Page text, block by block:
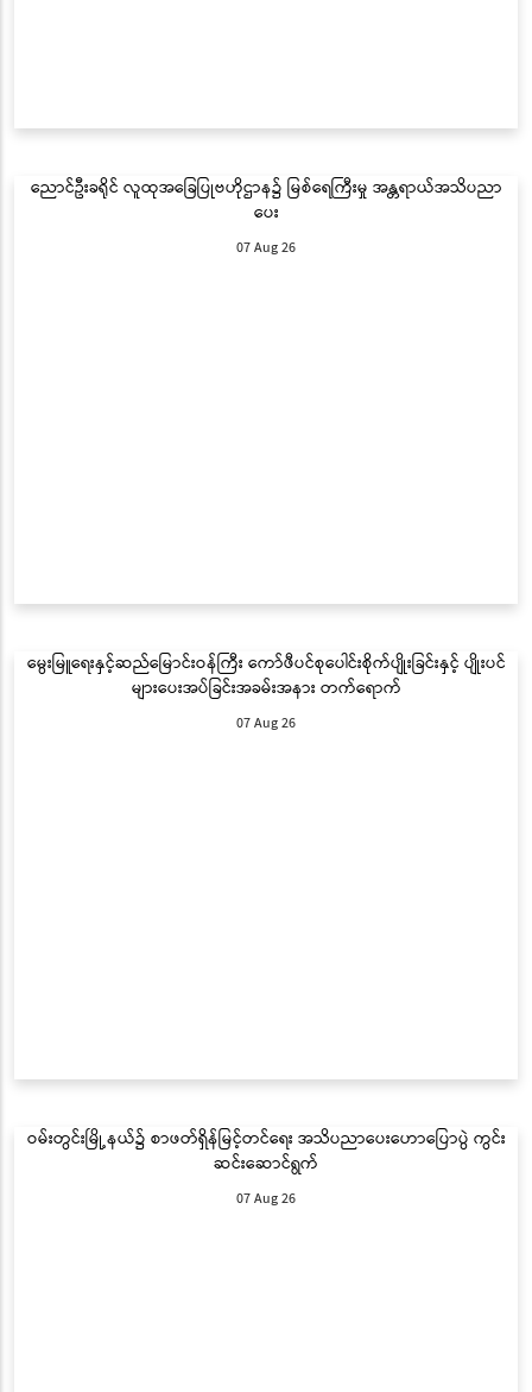
ညောင်ဦးခရိုင် လူထုအခြေပြုဗဟိုဌာန၌ မြစ်ရေကြီးမှု အန္တရာယ်အသိပညာ
ပေး
07 Aug 26
မွေးမြူရေးနှင့်ဆည်မြောင်းဝန်ကြီး ကော်ဖီပင်စုပေါင်းစိုက်ပျိုးခြင်းနှင့် ပျိုးပင်
များပေးအပ်ခြင်းအခမ်းအနား တက်ရောက်
07 Aug 26
ဝမ်းတွင်းမြို့နယ်၌ စာဖတ်ရှိန်မြင့်တင်ရေး အသိပညာပေးဟောပြောပွဲ ကွင်း
ဆင်းဆောင်ရွက်
07 Aug 26